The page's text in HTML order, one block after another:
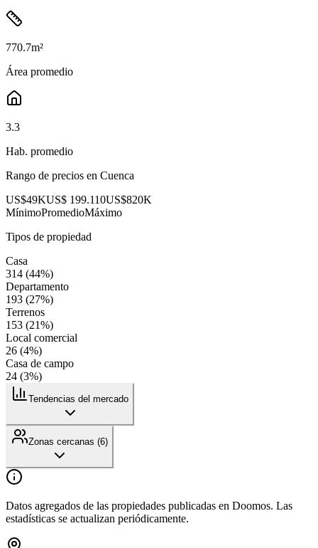
770.7m²
Área promedio
3.3
Hab. promedio
Rango de precios en Cuenca
US$49KUS$ 199.110US$820K
MínimoPromedioMáximo
Tipos de propiedad
Casa
314 (44%)
Departamento
193 (27%)
Terrenos
153 (21%)
Local comercial
26 (4%)
Casa de campo
24 (3%)
Tendencias del mercado
Zonas cercanas (6)
Datos agregados de las propiedades publicadas en Doomos. Las
estadísticas se actualizan periódicamente.